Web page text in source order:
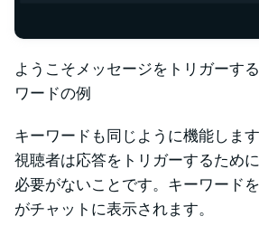
ようこそメッセージをトリガーす
ワードの例
キーワードも同じように機能しま
視聴者は応答をトリガーするため
必要がないことです。キーワード
がチャットに表示されます。